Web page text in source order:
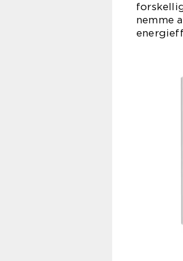
nemme